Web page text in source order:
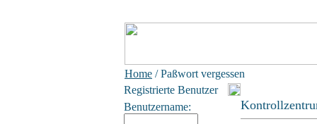
Home / Paßwort vergessen
Registrierte Benutzer
Benutzername: